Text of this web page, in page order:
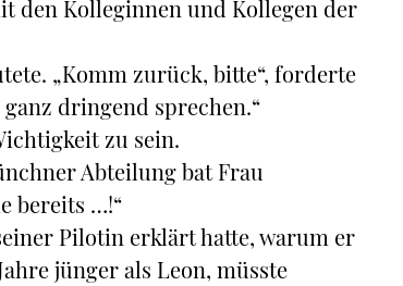
den Kolleginnen und Kollegen der
„Komm zurück, bitte“, forderte
dringend sprechen.“
zu sein.
Abteilung bat Frau
bereits …!“
Pilotin erklärt hatte, warum er
jünger als Leon, müsste